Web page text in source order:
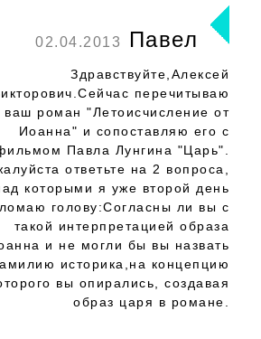
02.04.2013 Павел
Здравствуйте,Алексей
перечитываю
ваш роман "Летоисчисление от
Иоанна" и сопоставляю его с
Павла Лунгина "Царь".
ответьте на 2 вопроса,
которыми я уже второй день
ломаю голову:Согласны ли вы с
такой интерпретацией образа
и не могли бы вы назвать
историка,на концепцию
вы опирались, создавая
образ царя в романе.